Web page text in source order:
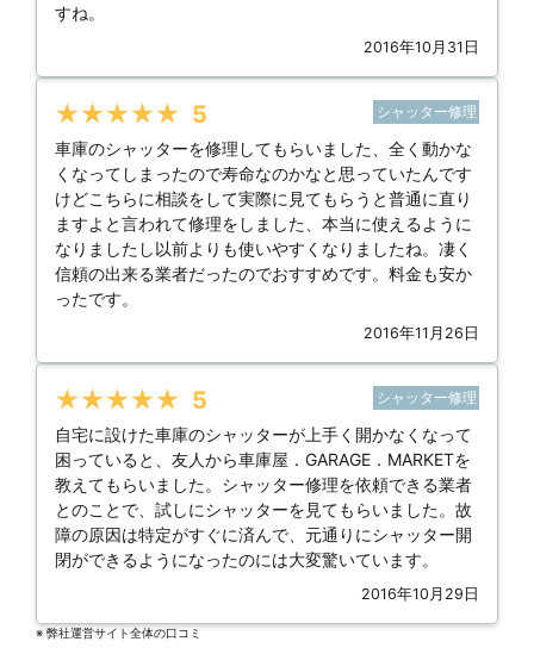
すね。
2016年10月31日
★★★★★ 5 シャッター修理
車庫のシャッターを修理してもらいました、全く動かな
くなってしまったので寿命なのかなと思っていたんです
けどこちらに相談をして実際に見てもらうと普通に直り
ますよと言われて修理をしました、本当に使えるように
なりましたし以前よりも使いやすくなりましたね。凄く
信頼の出来る業者だったのでおすすめです。料金も安か
ったです。
2016年11月26日
★★★★★ 5 シャッター修理
自宅に設けた車庫のシャッターが上手く開かなくなって
困っていると、友人から車庫屋．GARAGE．MARKETを
教えてもらいました。シャッター修理を依頼できる業者
とのことで、試しにシャッターを見てもらいました。故
障の原因は特定がすぐに済んで、元通りにシャッター開
閉ができるようになったのには大変驚いています。
2016年10月29日
※ 弊社運営サイト全体の⼝コミ